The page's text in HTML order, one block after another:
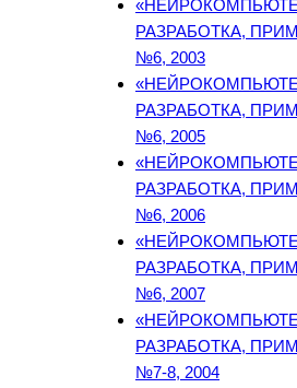
РАЗРАБОТКА,
№6, 2003
РАЗРАБОТКА,
№6, 2005
РАЗРАБОТКА,
№6, 2006
РАЗРАБОТКА,
№6, 2007
РАЗРАБОТКА,
№7-8, 2004